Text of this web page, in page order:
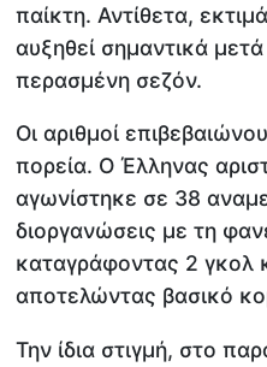
παίκτη. Αντίθετα,
αυξηθεί σημαντικά
περασμένη σεζόν.
Οι αριθμοί
πορεία. Ο Έλληνας
αγωνίστηκε σε 38
διοργανώσεις με τη
καταγράφοντας 2 γκολ
αποτελώντας βασικό
Την ίδια στιγμή, στο